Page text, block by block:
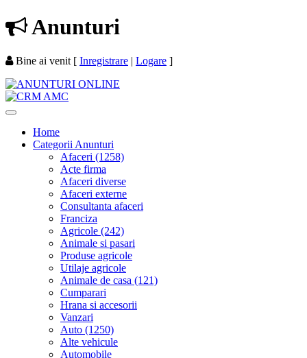
Anunturi
Bine ai venit [ Inregistrare | Logare ]
Home
Categorii Anunturi
Afaceri (1258)
Acte firma
Afaceri diverse
Afaceri externe
Consultanta afaceri
Franciza
Agricole (242)
Animale si pasari
Produse agricole
Utilaje agricole
Animale de casa (121)
Cumparari
Hrana si accesorii
Vanzari
Auto (1250)
Alte vehicule
Automobile